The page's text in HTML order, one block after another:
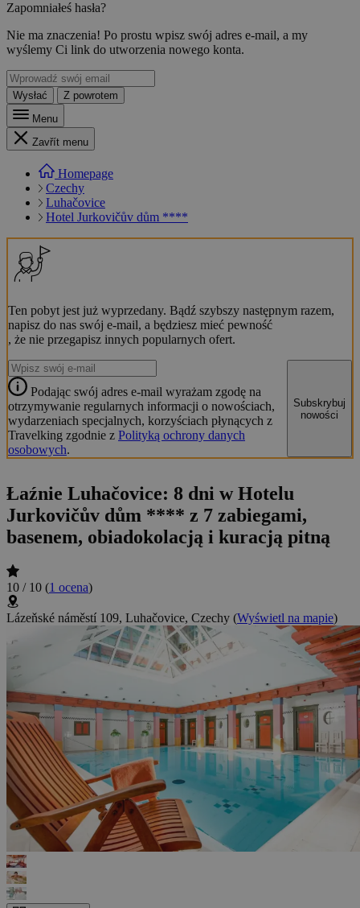
Zapomniałeś hasła?
Nie ma znaczenia! Po prostu wpisz swój adres e-mail, a my
wyślemy Ci link do utworzenia nowego konta.
Wysłać
Z powrotem
Menu
Zavřít menu
Homepage
Czechy
Luhačovice
Hotel Jurkovičův dům ****
Ten pobyt jest już wyprzedany. Bądź szybszy następnym razem,
napisz do nas swój e-mail, a będziesz mieć pewność
, że nie przegapisz innych popularnych ofert.
Podając swój adres e-mail wyrażam zgodę na
otrzymywanie regularnych informacji o nowościach,
wydarzeniach specjalnych, korzyściach płynących z
Travelking zgodnie z Polityką ochrony danych
osobowych.
Subskrybuj
nowości
Łaźnie Luhačovice: 8 dni w Hotelu
Jurkovičův dům **** z 7 zabiegami,
basenem, obiadokolacją i kuracją pitną
10 / 10 (1 ocena)
Lázeňské náměstí 109, Luhačovice, Czechy (Wyświetl na mapie)